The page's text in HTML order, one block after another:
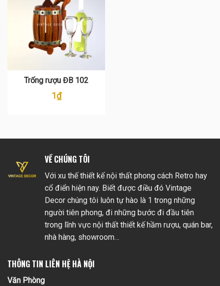
Trống rượu ĐB 102
1₫
VỀ CHÚNG TÔI
Với xu thế thiết kế nội thất phong cách Retro hay
cổ điển hiện nay. Biết được điều đó Vintage
Decor chúng tôi luôn tự hào là 1 trong những
người tiên phong, đi những bước đi đầu tiên
trong lĩnh vực nội thất thiết kế hầm rượu, quán bar,
nhà hàng, showroom…
THÔNG TIN LIÊN HỆ HÀ NỘI
Văn Phòng